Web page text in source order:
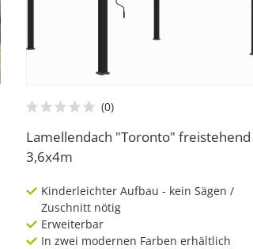
Lamellendach "Toronto" freistehend
3,6x4m
Kinderleichter Aufbau - kein Sägen /
Zuschnitt nötig
Erweiterbar
In zwei modernen Farben erhältlich